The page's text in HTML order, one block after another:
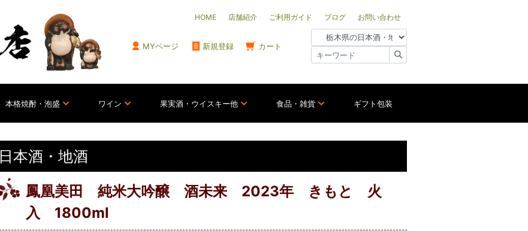
HOME 店舗紹介 ご利用ガイド ブログ お問い合わせ
MYページ 新規登録 カート
本格焼酎・泡盛 ワイン 果実酒・ウイスキー他 食品・雑貨 ギフト包装
日本酒・地酒
鳳凰美田 純米大吟醸 酒未来 2023年 きもと 火
入 1800ml